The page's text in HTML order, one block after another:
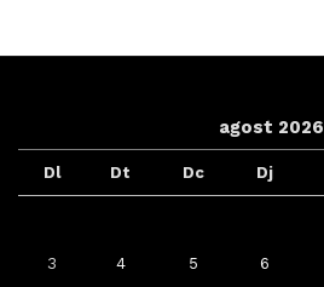
agost 2026
Dl Dt Dc Dj
3 4 5 6